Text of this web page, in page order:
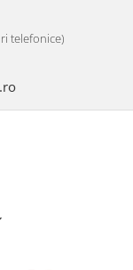
telefonice)